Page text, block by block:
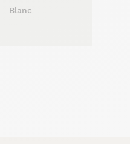
Blanc